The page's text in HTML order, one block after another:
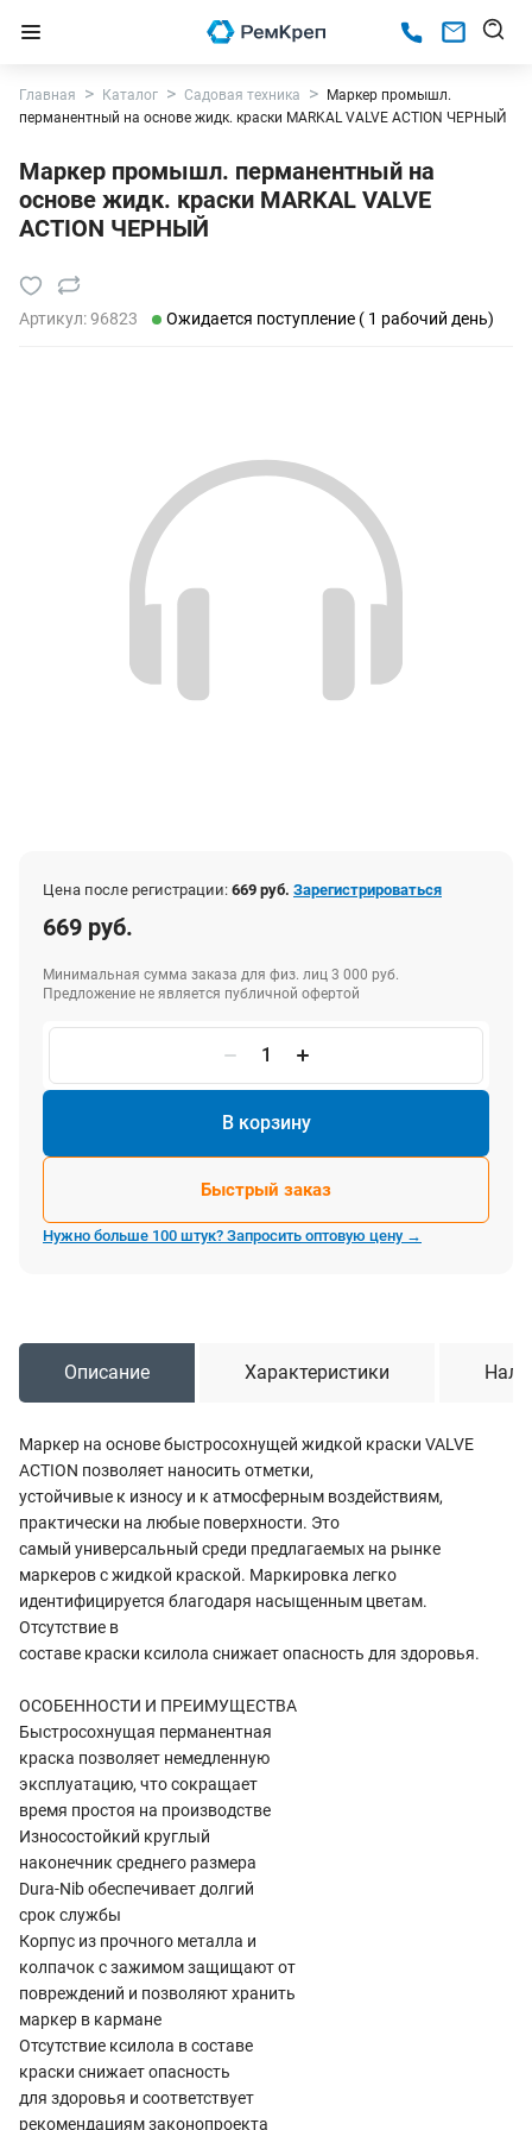
Главная Каталог Садовая техника
Маркер промышл.
перманентный на основе жидк. краски MARKAL VALVE ACTION ЧЕРНЫЙ
Маркер промышл. перманентный на
основе жидк. краски MARKAL VALVE
ACTION ЧЕРНЫЙ
Артикул:96823 Ожидается поступление ( 1 рабочий день)
Цена после регистрации: 669 руб. Зарегистрироваться
669 руб.
Минимальная сумма заказа для физ. лиц 3 000 руб.
Предложение не является публичной офертой
В корзину
Быстрый заказ
Нужно больше 100 штук? Запросить оптовую цену →
Описание Характеристики
Маркер на основе быстросохнущей жидкой краски VALVE
ACTION позволяет наносить отметки,
устойчивые к износу и к атмосферным воздействиям,
практически на любые поверхности. Это
самый универсальный среди предлагаемых на рынке
маркеров с жидкой краской. Маркировка легко
идентифицируется благодаря насыщенным цветам.
Отсутствие в
составе краски ксилола снижает опасность для здоровья.
ОСОБЕННОСТИ И ПРЕИМУЩЕСТВА
Быстросохнущая перманентная
краска позволяет немедленную
эксплуатацию, что сокращает
время простоя на производстве
Износостойкий круглый
наконечник среднего размера
Dura-Nib обеспечивает долгий
срок службы
Корпус из прочного металла и
колпачок с зажимом защищают от
повреждений и позволяют хранить
маркер в кармане
Отсутствие ксилола в составе
краски снижает опасность
для здоровья и соответствует
рекомендациям законопроекта